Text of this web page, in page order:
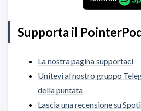
Supporta il
La nostra pagina supportaci
Unitevi al nostro gruppo
della puntata
Lascia una recensione su